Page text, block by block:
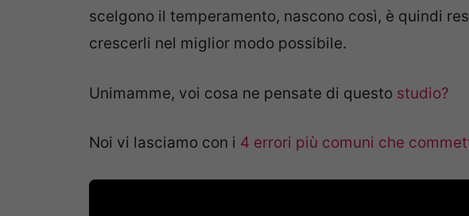
scelgono il temperamento, nascono così, è quindi
crescerli nel miglior modo possibile.
Unimamme, voi cosa ne pensate di questo studio?
Noi vi lasciamo con i 4 errori più comuni che